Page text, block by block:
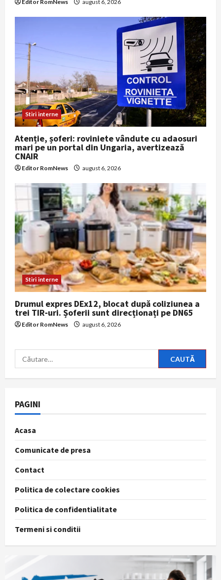
Editor RomNews august 6, 2026
Stiri interne
Atenție, șoferi: roviniete vândute cu adaosuri
mari pe un portal din Ungaria, avertizează
CNAIR
Editor RomNews august 6, 2026
Stiri interne
Drumul expres DEx12, blocat după coliziunea a
trei TIR‑uri. Șoferii sunt direcționați pe DN65
Editor RomNews august 6, 2026
Caută
după:
PAGINI
Acasa
Comunicate de presa
Contact
Politica de colectare cookies
Politica de confidentialitate
Termeni si conditii